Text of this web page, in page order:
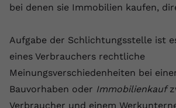
bei denen sie Immobilien kaufen,
Aufgabe der Schlichtungsstelle ist
eines Verbrauchers rechtliche
Meinungsverschiedenheiten bei
Bauvorhaben oder Immobilienkauf
Verbraucher und einem
Zweck
Dieser von YouTube
Daten darüber zu
Videos von YouTube der
Name yt.innertube::nextId